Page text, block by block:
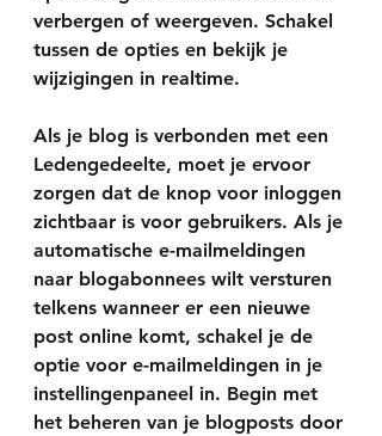
verbergen of weergeven. Schakel
tussen de opties en bekijk je
wijzigingen in realtime.
Als je blog is verbonden met een
Ledengedeelte, moet je ervoor
zorgen dat de knop voor inloggen
zichtbaar is voor gebruikers. Als je
automatische e-mailmeldingen
naar blogabonnees wilt versturen
telkens wanneer er een nieuwe
post online komt, schakel je de
optie voor e-mailmeldingen in je
instellingenpaneel in. Begin met
het beheren van je blogposts door